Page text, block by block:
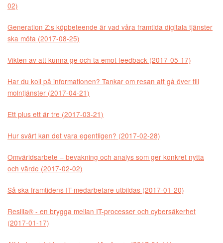
02)
Generation Z:s köpbeteende är vad våra framtida digitala tjänster
ska möta (2017-08-25)
Vikten av att kunna ge och ta emot feedback (2017-05-17)
Har du koll på informationen? Tankar om resan att gå över till
molntjänster (2017-04-21)
Ett plus ett är tre (2017-03-21)
Hur svårt kan det vara egentligen? (2017-02-28)
Omvärldsarbete – bevakning och analys som ger konkret nytta
och värde (2017-02-02)
Så ska framtidens IT-medarbetare utbildas (2017-01-20)
Resilia® - en brygga mellan IT-processer och cybersäkerhet
(2017-01-17)